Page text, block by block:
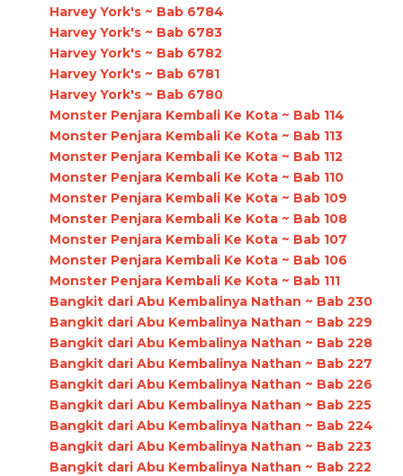
Harvey York's ~ Bab 6784
Harvey York's ~ Bab 6783
Harvey York's ~ Bab 6782
Harvey York's ~ Bab 6781
Harvey York's ~ Bab 6780
Monster Penjara Kembali Ke Kota ~ Bab 114
Monster Penjara Kembali Ke Kota ~ Bab 113
Monster Penjara Kembali Ke Kota ~ Bab 112
Monster Penjara Kembali Ke Kota ~ Bab 110
Monster Penjara Kembali Ke Kota ~ Bab 109
Monster Penjara Kembali Ke Kota ~ Bab 108
Monster Penjara Kembali Ke Kota ~ Bab 107
Monster Penjara Kembali Ke Kota ~ Bab 106
Monster Penjara Kembali Ke Kota ~ Bab 111
Bangkit dari Abu Kembalinya Nathan ~ Bab 230
Bangkit dari Abu Kembalinya Nathan ~ Bab 229
Bangkit dari Abu Kembalinya Nathan ~ Bab 228
Bangkit dari Abu Kembalinya Nathan ~ Bab 227
Bangkit dari Abu Kembalinya Nathan ~ Bab 226
Bangkit dari Abu Kembalinya Nathan ~ Bab 225
Bangkit dari Abu Kembalinya Nathan ~ Bab 224
Bangkit dari Abu Kembalinya Nathan ~ Bab 223
Bangkit dari Abu Kembalinya Nathan ~ Bab 222